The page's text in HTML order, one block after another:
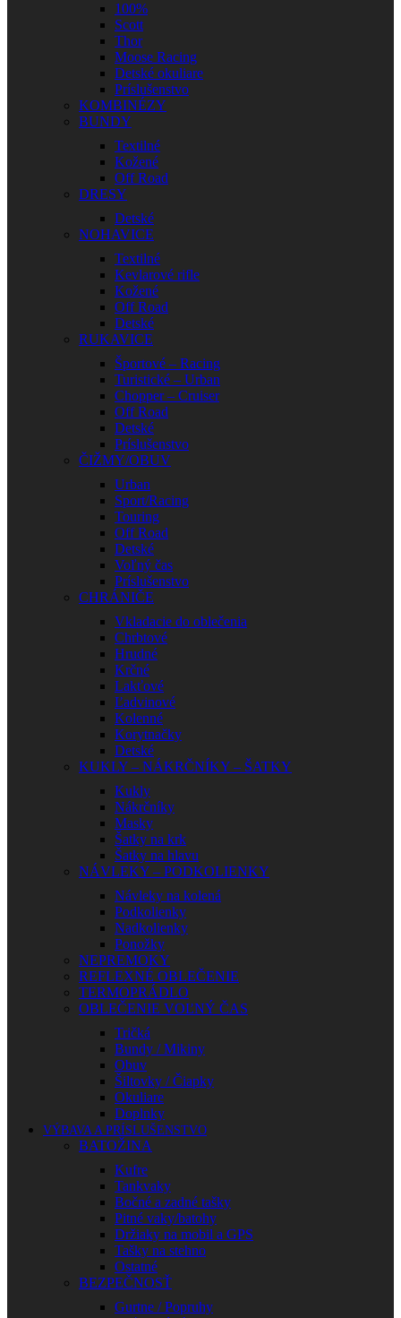
100%
Scott
Thor
Moose Racing
Detské okuliare
Príslušenstvo
KOMBINÉZY
BUNDY
Textilné
Kožené
Off Road
DRESY
Detské
NOHAVICE
Textilné
Kevlarové rifle
Kožené
Off Road
Detské
RUKAVICE
Športové – Racing
Turistické – Urban
Chopper – Cruiser
Off Road
Detské
Príslušenstvo
ČIŽMY/OBUV
Urban
Sport/Racing
Touring
Off Road
Detské
Voľný čas
Príslušenstvo
CHRÁNIČE
Vkladacie do oblečenia
Chrbtové
Hrudné
Krčné
Lakťové
Ľadvinové
Kolenné
Korytnačky
Detské
KUKLY – NÁKRČNÍKY – ŠATKY
Kukly
Nákrčníky
Masky
Šatky na krk
Šatky na hlavu
NÁVLEKY – PODKOLIENKY
Návleky na kolená
Podkolienky
Nadkolienky
Ponožky
NEPREMOKY
REFLEXNÉ OBLEČENIE
TERMOPRÁDLO
OBLEČENIE VOĽNÝ ČAS
Tričká
Bundy / Mikiny
Obuv
Šiltovky / Čiapky
Okuliare
Doplnky
VÝBAVA A PRÍSLUŠENSTVO
BATOŽINA
Kufre
Tankvaky
Bočné a zadné tašky
Pitné vaky/batohy
Držiaky na mobil a GPS
Tašky na stehno
Ostatné
BEZPEČNOSŤ
Gurtne / Popruhy